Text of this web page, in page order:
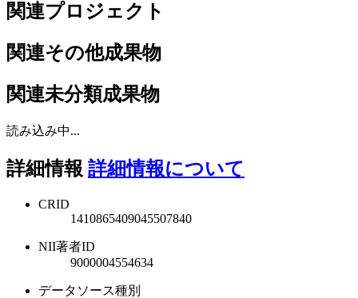
関連プロジェクト
関連その他成果物
関連未分類成果物
読み込み中...
詳細情報 詳細情報について
CRID
1410865409045507840
NII著者ID
9000004554634
データソース種別